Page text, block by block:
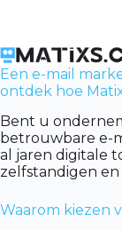
Een e-mail
ontdek hoe
Bent u
betrouwbare e-
al jaren digitale
zelfstandigen
Waarom kiezen